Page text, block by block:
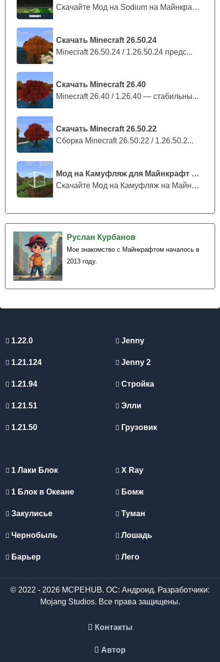
Скачайте Мод на Sodium на Майнкрафт П...
Скачать Minecraft 26.50.24
Minecraft 26.50.24 / 1.26.50.24 предс...
Скачать Minecraft 26.40
Minecraft 26.40 / 1.26.40 — стабильны...
Скачать Minecraft 26.50.22
Сборка Minecraft 26.50.22 / 1.26.50.2...
Мод на Камуфляж для Майнкрафт ПЕ
Скачайте Мод на Камуфляж на Майнкрафт...
Руслан Курбанов
Мое знакомство с Майнкрафтом началось в
2013 году.
1.22.0
1.21.124
1.21.94
1.21.51
1.21.50
Jenny
Jenny 2
Стройка
Элли
Грузовик
1 Лаки Блок
1 Блок в Океане
Закулисье
Чернобыль
Барьер
X Ray
Бомж
Туман
Лошадь
Лего
© 2022 - 2026 MCPEHUB. ОС: Андроид. Разработчики:
Mojang Studios. Все права защищены.
Контакты
Автор